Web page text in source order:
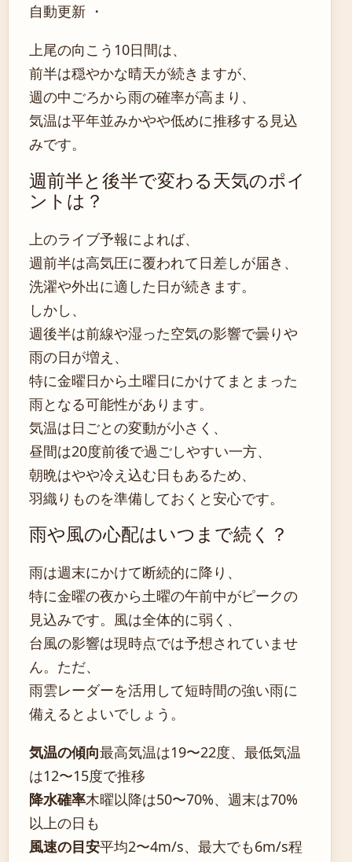
自動更新 ・
上尾の向こう10日間は、
前半は穏やかな晴天が続きますが、
週の中ごろから雨の確率が高まり、
気温は平年並みかやや低めに推移する見込
みです。
週前半と後半で変わる天気のポイ
ントは？
上のライブ予報によれば、
週前半は高気圧に覆われて日差しが届き、
洗濯や外出に適した日が続きます。
しかし、
週後半は前線や湿った空気の影響で曇りや
雨の日が増え、
特に金曜日から土曜日にかけてまとまった
雨となる可能性があります。
気温は日ごとの変動が小さく、
昼間は20度前後で過ごしやすい一方、
朝晩はやや冷え込む日もあるため、
羽織りものを準備しておくと安心です。
雨や風の心配はいつまで続く？
雨は週末にかけて断続的に降り、
特に金曜の夜から土曜の午前中がピークの
見込みです。風は全体的に弱く、
台風の影響は現時点では予想されていませ
ん。ただ、
雨雲レーダーを活用して短時間の強い雨に
備えるとよいでしょう。
気温の傾向最高気温は19〜22度、最低気温
は12〜15度で推移
降水確率木曜以降は50〜70%、週末は70%
以上の日も
風速の目安平均2〜4m/s、最大でも6m/s程